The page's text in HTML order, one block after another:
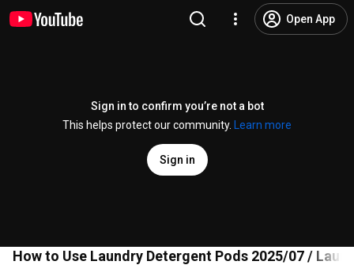
Open App
Sign in to confirm you’re not a bot
This helps protect our community.
Learn more
Sign in
How to Use Laundry Detergent Pods 2025/07 /